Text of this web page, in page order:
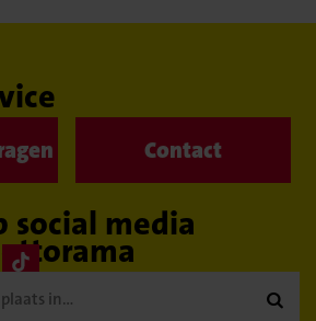
Contact
social media
